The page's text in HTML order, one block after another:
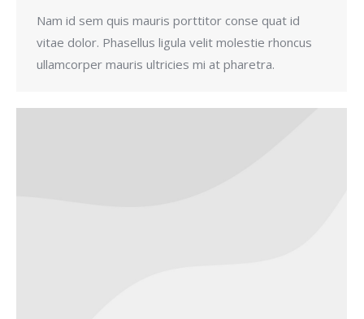
Nam id sem quis mauris porttitor conse quat id
vitae dolor. Phasellus ligula velit molestie rhoncus
ullamcorper mauris ultricies mi at pharetra.